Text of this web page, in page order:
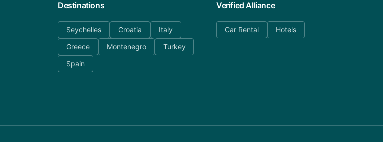
Destinations
Seychelles Croatia
Italy
Greece
Montenegro
Turkey
Spain
Verified Alliance
Car Rental Hotels